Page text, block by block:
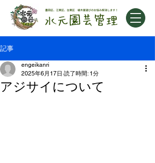
記事
アジサイについて
engeikanri
2025年6月17日 読了時間: 1分